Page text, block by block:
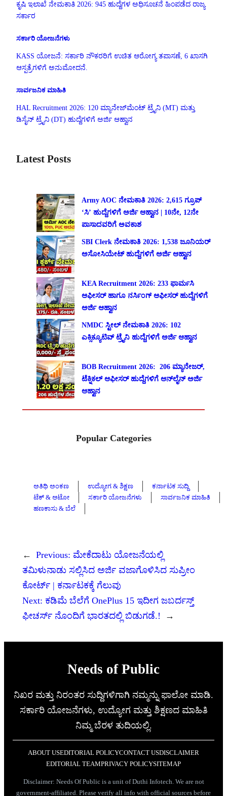
ಕೃಷಿ ಇಲಾಖೆ ನೇಮಕಾತಿ 2026: 945 ಹುದ್ದೆಗಳ ಅಧಿಸೂಚನೆ ಹಿಂಪಡೆದ ರಾಜ್ಯ
ಸರ್ಕಾರ
ಸರ್ಕಾರಿ ಯೋಜನೆಗಳು
KASS ಯೋಜನೆ: ಸರ್ಕಾರಿ ನೌಕರರಿಗೆ ಉಚಿತ ಆರೋಗ್ಯ ತಪಾಸಣೆ, 6 ಖಾಸಗಿ
ಆಸ್ಪತ್ರೆಗಳಿಗೆ ಅನುಮೋದನೆ.
ಸಾರ್ವಜನಿಕ ಮಾಹಿತಿ
HAL Recruitment 2026: 120 ಮ್ಯಾನೇಜ್‌ಮೆಂಟ್ ಟ್ರೈನಿ (MT) ಮತ್ತು
ಡಿಸೈನ್ ಟ್ರೈನಿ (DT) ಹುದ್ದೆಗಳಿಗೆ ಅರ್ಜಿ ಆಹ್ವಾನ
Latest Posts
Army AOC ನೇಮಕಾತಿ 2026: 2,615 ಗ್ರೂಪ್
‘ಸಿ’ ಹುದ್ದೆಗಳಿಗೆ ಅರ್ಜಿ ಆಹ್ವಾನ | 10ನೇ, 12ನೇ
ಪಾಸಾದವರಿಗೆ ಅವಕಾಶ
SBI Clerk ನೇಮಕಾತಿ 2026: 1,538 ಜೂನಿಯರ್
ಅಸೋಸಿಯೇಟ್ ಹುದ್ದೆಗಳಿಗೆ ಅರ್ಜಿ ಆಹ್ವಾನ
KEA Recruitment 2026: 233 ಫಾರ್ಮಸಿ
ಆಫೀಸರ್ ಹಾಗೂ ನರ್ಸಿಂಗ್ ಆಫೀಸರ್ ಹುದ್ದೆಗಳಿಗೆ
ಅರ್ಜಿ ಆಹ್ವಾನ
NMDC ಸ್ಟೀಲ್ ನೇಮಕಾತಿ 2026: 102
ಎಕ್ಸಿಕ್ಯೂಟಿವ್ ಟ್ರೈನಿ ಹುದ್ದೆಗಳಿಗೆ ಅರ್ಜಿ ಆಹ್ವಾನ
BOB Recruitment 2026: 206 ಮ್ಯಾನೇಜರ್,
ಟೆಕ್ನಿಕಲ್ ಆಫೀಸರ್ ಹುದ್ದೆಗಳಿಗೆ ಆನ್‌ಲೈನ್ ಅರ್ಜಿ
ಆಹ್ವಾನ
Popular Categories
ಅತಿಥಿ ಅಂಕಣ ಉದ್ಯೋಗ & ಶಿಕ್ಷಣ
ಕರ್ನಾಟಕ ಸುದ್ದಿ
ಟೆಕ್ & ಆಟೋ
ಸರ್ಕಾರಿ ಯೋಜನೆಗಳು
ಸಾರ್ವಜನಿಕ ಮಾಹಿತಿ
ಹಣಕಾಸು & ಬೆಲೆ
← Previous: ಮೇಕೆದಾಟು ಯೋಜನೆಯಲ್ಲಿ
ತಮಿಳುನಾಡು ಸಲ್ಲಿಸಿದ ಅರ್ಜಿ ವಜಾಗೊಳಿಸಿದ ಸುಪ್ರೀಂ
ಕೋರ್ಟ್ | ಕರ್ನಾಟಕಕ್ಕೆ ಗೆಲುವು
Next: ಕಡಿಮೆ ಬೆಲೆಗೆ OnePlus 15 ಇದೀಗ ಜಬರ್ದಸ್ತ್‌
ಫೀಚರ್ಸ್ ನೊಂದಿಗೆ ಭಾರತದಲ್ಲಿ ಬಿಡುಗಡೆ.!
→
Needs of Public
ನಿಖರ ಮತ್ತು ನಿರಂತರ ಸುದ್ದಿಗಳಿಗಾಗಿ ನಮ್ಮನ್ನು ಫಾಲೋ ಮಾಡಿ.
ಸರ್ಕಾರಿ ಯೋಜನೆಗಳು, ಉದ್ಯೋಗ ಮತ್ತು ಶಿಕ್ಷಣದ ಮಾಹಿತಿ
ನಿಮ್ಮ ಬೆರಳ ತುದಿಯಲ್ಲಿ.
ABOUT USEDITORIAL POLICYCONTACT USDISCLAIMER
EDITORIAL TEAMPRIVACY POLICYSITEMAP
Disclaimer: Needs Of Public is a unit of Duthi Infotech. We are not
government-affiliated. Please verify all info with official sources before